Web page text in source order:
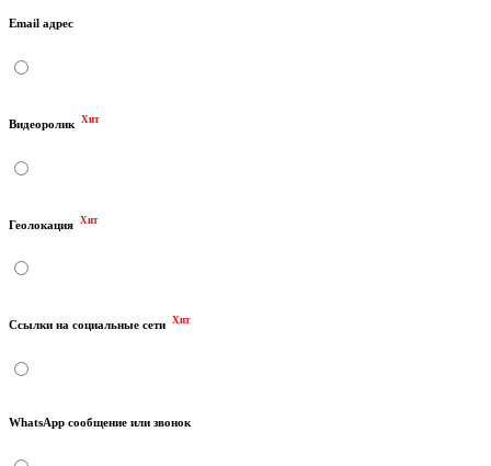
Email адрес
Видеоролик Хит
Геолокация Хит
Ссылки на социальные сети Хит
WhatsApp сообщение или звонок